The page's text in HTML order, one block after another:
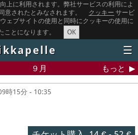
上に利用されます。弊社サービスの利用によ
意されたとみなされます。
クッキー サービ
ェブサイトの使用と同時にクッキーの使用に
ことになります。
OK
☰
９月 もっと
時15分 - 10:35